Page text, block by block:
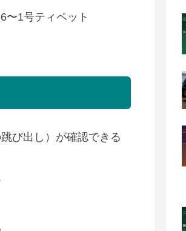
〜1号ティペット
び出し）が確認できる